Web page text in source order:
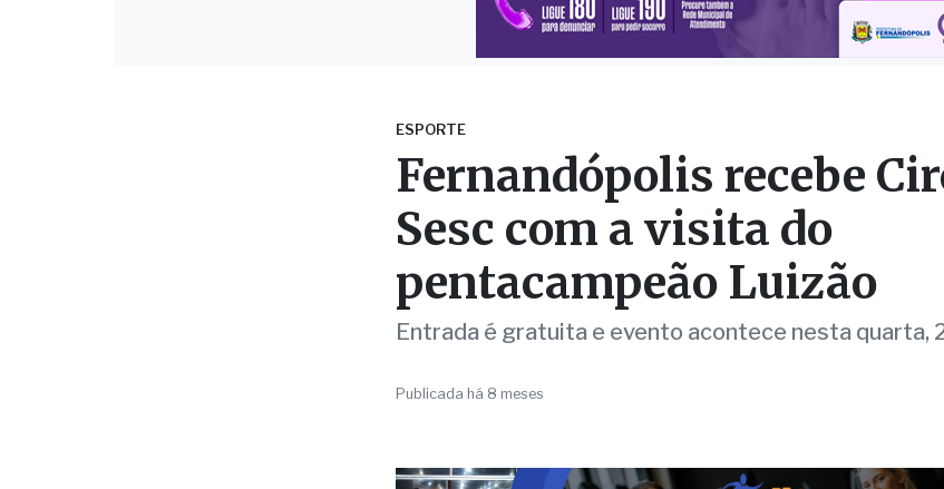
Fernandópolis recebe
Sesc com a visita do
pentacampeão Luizão
Entrada é gratuita e evento acontece nesta quarta,